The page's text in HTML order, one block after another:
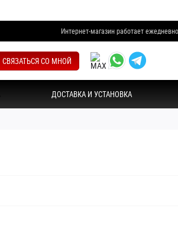
Интернет-магазин работает
СВЯЗАТЬСЯ СО МНОЙ
ДОСТАВКА И УСТАНОВКА